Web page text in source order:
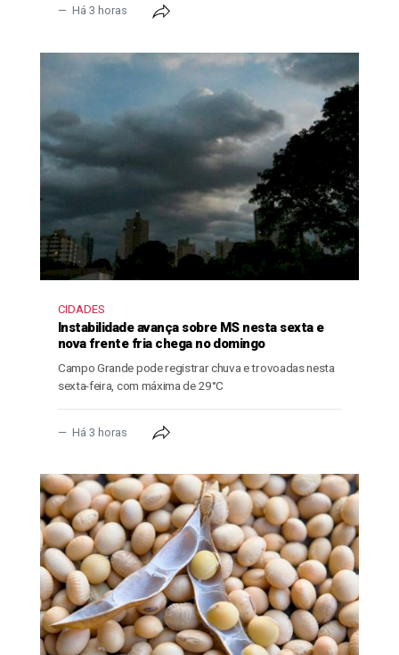
Há 3 horas
CIDADES
Instabilidade avança sobre MS nesta sexta e
nova frente fria chega no domingo
Campo Grande pode registrar chuva e trovoadas nesta
sexta-feira, com máxima de 29°C
Há 3 horas